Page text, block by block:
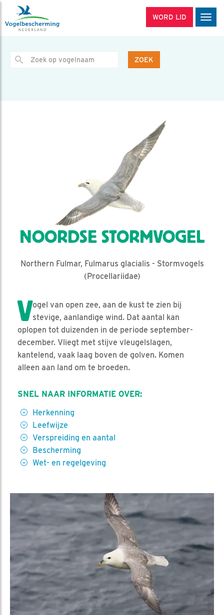
WORD LID
ZOEK
NOORDSE STORMVOGEL
Northern Fulmar, Fulmarus glacialis - Stormvogels
(Procellariidae)
Vogel van open zee, aan de kust te zien bij
stevige, aanlandige wind. Dat aantal kan
oplopen tot duizenden in de periode september-
december. Vliegt met stijve vleugelslagen,
kantelend, vaak laag boven de golven. Komen
alleen aan land om te broeden.
SNEL NAAR INFORMATIE OVER:
Herkenning
Leefwijze
Verspreiding en aantal
Bescherming
Wet- en regelgeving